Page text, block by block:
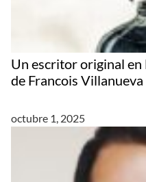
Un escritor original en
de Francois
octubre 1, 2025